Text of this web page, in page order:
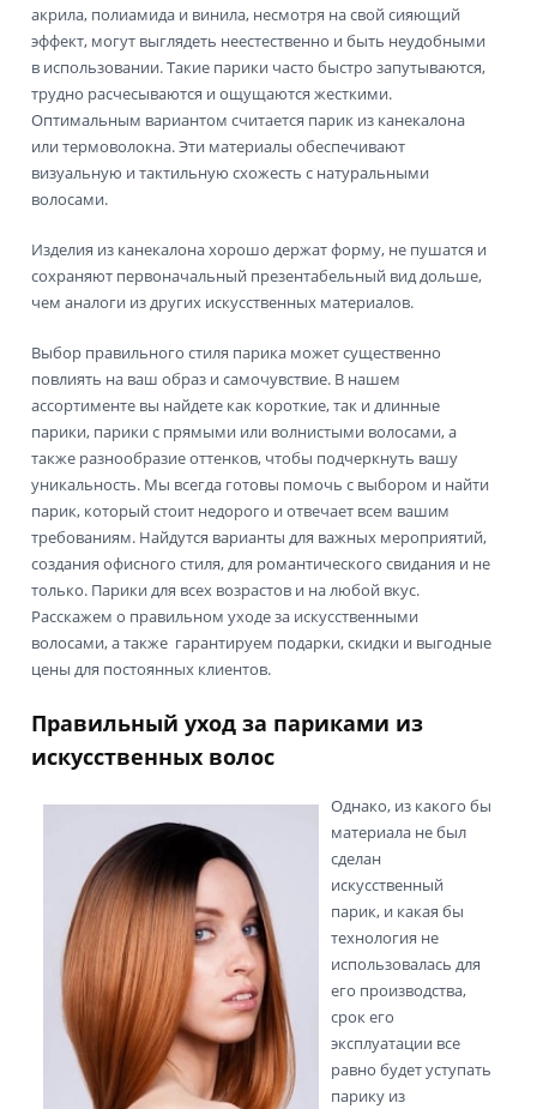
акрила, полиамида и винила, несмотря на свой сияющий
эффект, могут выглядеть неестественно и быть неудобными
в использовании. Такие парики часто быстро запутываются,
трудно расчесываются и ощущаются жесткими.
Оптимальным вариантом считается парик из канекалона
или термоволокна. Эти материалы обеспечивают
визуальную и тактильную схожесть с натуральными
волосами.
Изделия из канекалона хорошо держат форму, не пушатся и
сохраняют первоначальный презентабельный вид дольше,
чем аналоги из других искусственных материалов.
Выбор правильного стиля парика может существенно
повлиять на ваш образ и самочувствие. В нашем
ассортименте вы найдете как короткие, так и длинные
парики, парики с прямыми или волнистыми волосами, а
также разнообразие оттенков, чтобы подчеркнуть вашу
уникальность. Мы всегда готовы помочь с выбором и найти
парик, который стоит недорого и отвечает всем вашим
требованиям. Найдутся варианты для важных мероприятий,
создания офисного стиля, для романтического свидания и не
только. Парики для всех возрастов и на любой вкус.
Расскажем о правильном уходе за искусственными
волосами, а также гарантируем подарки, скидки и выгодные
цены для постоянных клиентов.
Правильный уход за париками из
искусственных волос
Однако, из какого бы
материала не был
сделан
искусственный
парик, и какая бы
технология не
использовалась для
его производства,
срок его
эксплуатации все
равно будет уступать
парику из